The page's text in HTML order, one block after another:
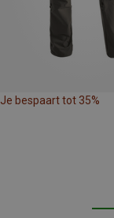
Je bespaart tot 35%